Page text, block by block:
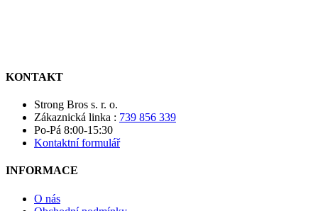
KONTAKT
Strong Bros s. r. o.
Zákaznická linka : 739 856 339
Po-Pá 8:00-15:30
Kontaktní formulář
INFORMACE
O nás